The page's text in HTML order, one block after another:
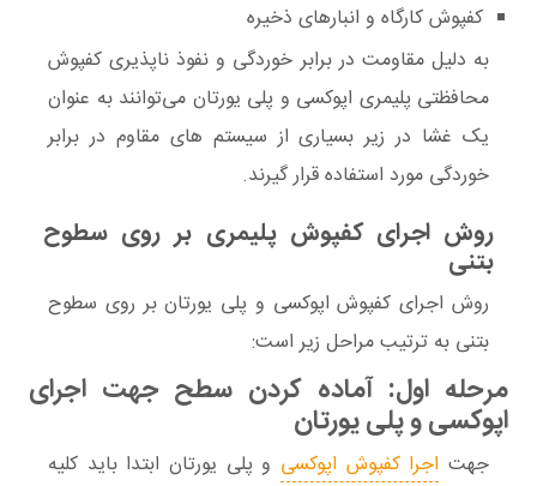
کفپوش کارگاه و انبارهای ذخیره
به دلیل مقاومت در برابر خوردگی و نفوذ ناپذیری کفپوش
محافظتی پلیمری اپوکسی و پلی یورتان می‌توانند به عنوان
یک غشا در زیر بسیاری از سیستم های مقاوم در برابر
خوردگی مورد استفاده قرار گیرند.
روش اجرای کفپوش پلیمری بر روی سطوح
بتنی
روش اجرای کفپوش اپوکسی و پلی یورتان بر روی سطوح
بتنی به ترتیب مراحل زیر است:
مرحله اول: آماده کردن سطح جهت اجرای
اپوکسی و پلی یورتان
جهت اجرا کفپوش اپوکسی و پلی یورتان ابتدا باید کلیه